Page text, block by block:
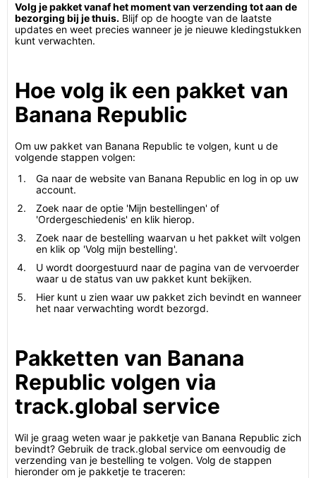
Volg je pakket vanaf het moment van verzending tot aan de
bezorging bij je thuis. Blijf op de hoogte van de laatste
updates en weet precies wanneer je je nieuwe kledingstukken
kunt verwachten.
Hoe volg ik een pakket van
Banana Republic
Om uw pakket van Banana Republic te volgen, kunt u de
volgende stappen volgen:
Ga naar de website van Banana Republic en log in op uw
account.
Zoek naar de optie 'Mijn bestellingen' of
'Ordergeschiedenis' en klik hierop.
Zoek naar de bestelling waarvan u het pakket wilt volgen
en klik op 'Volg mijn bestelling'.
U wordt doorgestuurd naar de pagina van de vervoerder
waar u de status van uw pakket kunt bekijken.
Hier kunt u zien waar uw pakket zich bevindt en wanneer
het naar verwachting wordt bezorgd.
Pakketten van Banana
Republic volgen via
track.global service
Wil je graag weten waar je pakketje van Banana Republic zich
bevindt? Gebruik de track.global service om eenvoudig de
verzending van je bestelling te volgen. Volg de stappen
hieronder om je pakketje te traceren: